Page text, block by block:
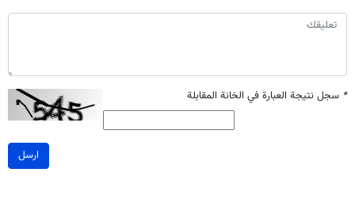
* سجل نتيجة العبارة في الخانة المقابلة
ارسل